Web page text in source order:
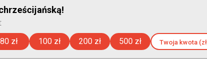
© Stowarzyszenie Kultury
80 zł 100 zł 200 zł 500 zł